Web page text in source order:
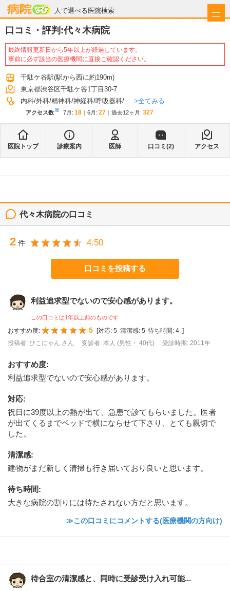
人で選べる医院検索
病院なび
口コミ・評判:代々木病院
最終情報更新日から5年以上が経過しています。
事前に必ず該当の医療機関に直接ご確認ください。
千駄ケ谷駅(駅から西に約190m)
東京都渋谷区千駄ケ谷1丁目30-7
内科 外科 精神科 神経科 呼吸器科 ... 全てみる
アクセス数※ 7月 : 18 6月 : 27 過去12ヶ月: 327
医院トップ 診療案内 医師 口コミ(2) アクセス
代々木病院の口コミ
2 件 4.50
口コミを投稿する
利益追求型でないので安心感があります。
この口コミは1年以上前のものです
おすすめ度: 5 [対応: 5 清潔感: 5 待ち時間: 4 ]
投稿者: ひこにゃん さん
受診者: 本人 (男性・ 40代) 受診時期: 2011年
おすすめ度:
利益追求型でないので安心感があります。
対応:
祝日に39度以上の熱が出て、急患で診てもらいました。医者
が出てくるまでベッドで横にならせて下さり、とても親切で
した。
清潔感:
建物がまだ新しく清掃も行き届いており良いと思います。
待ち時間:
大きな病院の割りには待たされない方だと思います。
≫この口コミにコメントする(医療機関の方向け)
待合室の清潔感と、同時に受診受け入れ可能...